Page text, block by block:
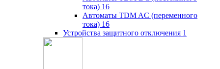
тока) 16
Автоматы TDM AC (переменного
тока) 16
Устройства защитного отключения 1